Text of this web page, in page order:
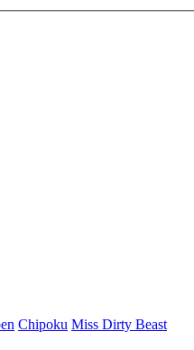
Chipoku Miss Dirty Beast